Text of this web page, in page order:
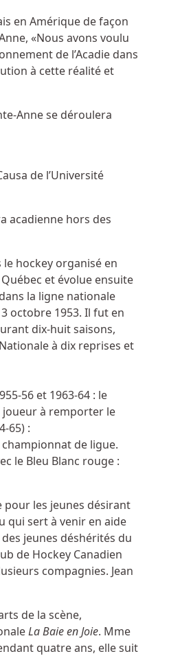
en Amérique de façon
«Nous avons voulu
de l’Acadie dans
à cette réalité et
Anne se déroulera
de l’Université
acadienne hors des
le hockey organisé en
Québec et évolue ensuite
la ligne nationale
octobre 1953. Il fut en
dix-huit saisons,
à dix reprises et
56 et 1963-64 : le
joueur à remporter le
65) :
de ligue.
le Bleu Blanc rouge :
pour les jeunes désirant
qui sert à venir en aide
jeunes déshérités du
de Hockey Canadien
compagnies. Jean
de la scène,
La Baie en Joie. Mme
quatre ans, elle suit